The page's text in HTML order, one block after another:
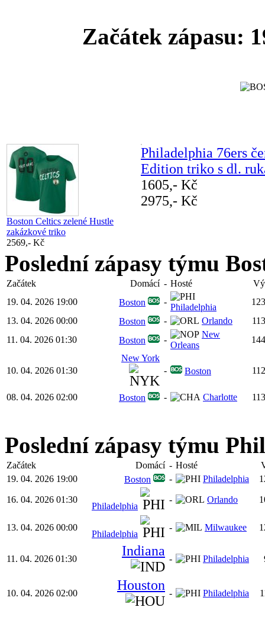
Začátek zápasu:
Boston Celtics zelené Hustle
zakázkové triko
2569,- Kč
Philadelphia 76ers
Edition triko s dl.
1605,- Kč
2975,- Kč
Poslední zápasy týmu
Začátek Domácí - Hosté
19. 04. 2026 19:00
Boston -
Philadelphia
123
13. 04. 2026 00:00
Boston - Orlando
113
11. 04. 2026 01:30
Boston -
New
Orleans
144
10. 04. 2026 01:30
New York
-
Boston 112
08. 04. 2026 02:00 Boston - Charlotte 113
Poslední zápasy týmu
Začátek Domácí - Hosté
19. 04. 2026 19:00
Boston - Philadelphia
16. 04. 2026 01:30
Philadelphia
- Orlando
13. 04. 2026 00:00
Philadelphia
- Milwaukee
11. 04. 2026 01:30
Indiana
- Philadelphia
10. 04. 2026 02:00
Houston
- Philadelphia